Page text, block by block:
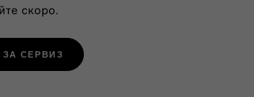
скоро.
СЕРВИЗ